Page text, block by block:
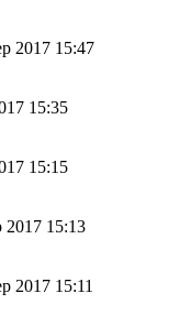
2017 15:47
15:35
15:15
2017 15:13
2017 15:11